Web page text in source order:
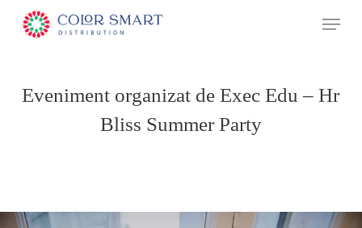
Skip
Menu
Eveniment organizat de Exec Edu – Hr
Bliss Summer Party